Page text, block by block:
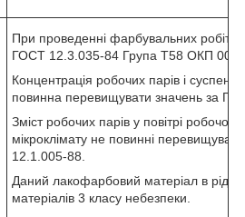
При проведенні фарбувальних робіт
ГОСТ 12.3.035-84 Група Т58 ОКП
Концентрація робочих парів і
повинна перевищувати значень за
Зміст робочих парів у повітрі робочої
мікроклімату не повинні
12.1.005-88.
Даний лакофарбовий матеріал в
матеріалів 3 класу небезпеки.